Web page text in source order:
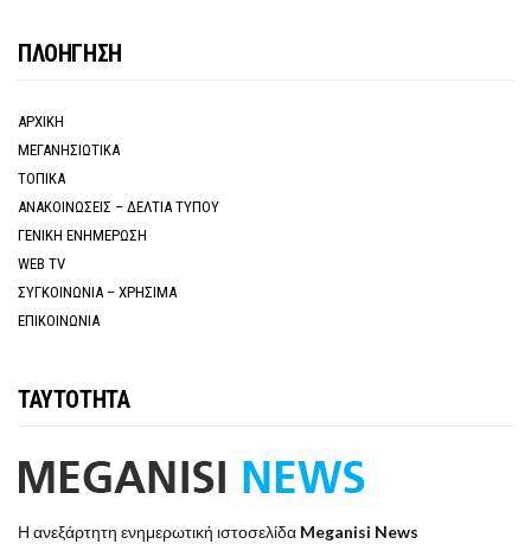
ΠΛΟΗΓΗΣΗ
ΑΡΧΙΚΗ
ΜΕΓΑΝΗΣΙΩΤΙΚΑ
ΤΟΠΙΚΑ
ΑΝΑΚΟΙΝΩΣΕΙΣ – ΔΕΛΤΙΑ ΤΥΠΟΥ
ΓΕΝΙΚΗ ΕΝΗΜΕΡΩΣΗ
WEB TV
ΣΥΓΚΟΙΝΩΝΙΑ – ΧΡΗΣΙΜΑ
ΕΠΙΚΟΙΝΩΝΙΑ
ΤΑΥΤΟΤΗΤΑ
Η ανεξάρτητη ενημερωτική ιστοσελίδα Meganisi News